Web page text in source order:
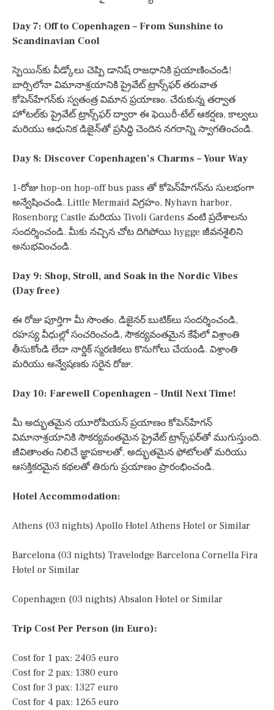
Day 7: Off to Copenhagen – From Sunshine to
Scandinavian Cool
స్పెయిన్‌కు వీడ్కోలు చెప్పి డానిష్ రాజధానికి ప్రయాణించండి!
బార్సిలోనా విమానాశ్రయానికి ప్రైవేట్ ట్రాన్స్‌ఫర్ తరువాత
కోపెన్‌హేగన్‌కు స్వతంత్ర విమాన ప్రయాణం. చేరుకున్న తర్వాత
హోటల్‌కు ప్రైవేట్ ట్రాన్స్‌ఫర్ ద్వారా ఈ ఫెయిరీ-టేల్ ఆకర్షణ, కాల్వలు
మరియు ఆధునిక డిజైన్‌తో ప్రసిద్ధి చెందిన నగరాన్ని స్వాగతించండి.
Day 8: Discover Copenhagen’s Charms – Your Way
1-రోజు hop-on hop-off bus pass తో కోపెన్‌హేగన్‌ను సులభంగా
అన్వేషించండి. Little Mermaid విగ్రహం, Nyhavn harbor,
Rosenborg Castle మరియు Tivoli Gardens వంటి ప్రదేశాలను
సందర్శించండి. మీకు నచ్చిన చోట దిగిపోయి hygge జీవనశైలిని
అనుభవించండి.
Day 9: Shop, Stroll, and Soak in the Nordic Vibes
(Day free)
ఈ రోజు పూర్తిగా మీ సొంతం. డిజైనర్ బుటిక్‌లు సందర్శించండి,
రహస్య వీధుల్లో సంచరించండి, సౌకర్యవంతమైన కేఫేలో విశ్రాంతి
తీసుకోండి లేదా నార్డిక్ స్మరణికలు కొనుగోలు చేయండి. విశ్రాంతి
మరియు అన్వేషణకు సరైన రోజు.
Day 10: Farewell Copenhagen – Until Next Time!
మీ అద్భుతమైన యూరోపియన్ ప్రయాణం కోపెన్‌హేగన్
విమానాశ్రయానికి సౌకర్యవంతమైన ప్రైవేట్ ట్రాన్స్‌ఫర్‌తో ముగుస్తుంది.
జీవితాంతం నిలిచే జ్ఞాపకాలతో, అద్భుతమైన ఫోటోలతో మరియు
ఆసక్తికరమైన కథలతో తిరుగు ప్రయాణం ప్రారంభించండి.
Hotel Accommodation:
Athens (03 nights) Apollo Hotel Athens Hotel or Similar
Barcelona (03 nights) Travelodge Barcelona Cornella Fira
Hotel or Similar
Copenhagen (03 nights) Absalon Hotel or Similar
Trip Cost Per Person (in Euro):
Cost for 1 pax: 2405 euro
Cost for 2 pax: 1380 euro
Cost for 3 pax: 1327 euro
Cost for 4 pax: 1265 euro